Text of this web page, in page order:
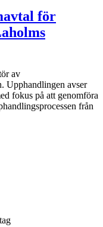
för
av
Upphandlingen avser
fokus på att genomföra
från